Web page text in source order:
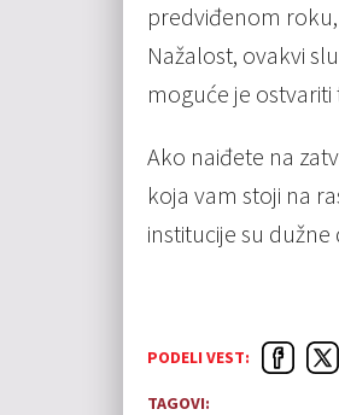
predviđenom
Nažalost, ovakvi
moguće je
Ako naiđete na
koja vam stoji na
institucije su
PODELI VEST:
TAGOVI: